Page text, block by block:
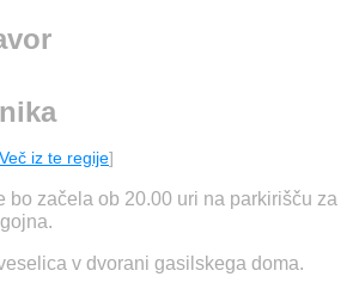
Več iz te regije]
bo začela ob 20.00 uri na parkirišču za
v dvorani gasilskega doma.